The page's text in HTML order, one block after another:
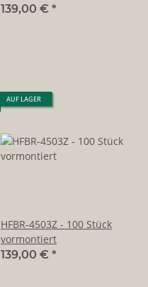
139,00 € *
AUF LAGER
HFBR-4503Z - 100 Stück
vormontiert
139,00 € *